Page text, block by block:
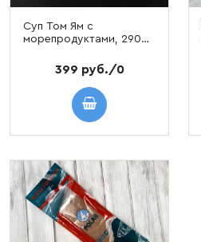
Суп Том Ям с
морепродуктами, 290
399 руб./0